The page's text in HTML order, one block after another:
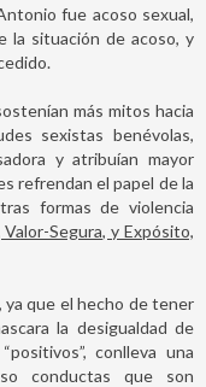
fue acoso sexual,
la situación de acoso, y
más mitos hacia
sexistas benévolas,
y atribuían mayor
refrendan el papel de la
formas de violencia
Segura, y Expósito,
que el hecho de tener
la desigualdad de
conlleva una
conductas que son